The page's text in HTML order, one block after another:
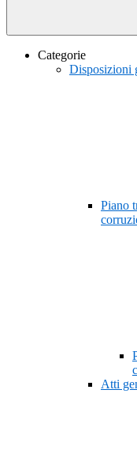
Categorie
Disposizioni
Piano
Atti